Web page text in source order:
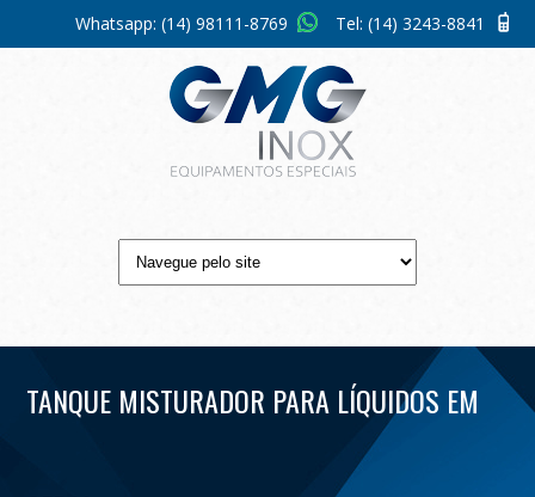
Tel: (14) 3243-8841
Whatsapp: (14) 98111-8769
TANQUE MISTURADOR PARA LÍQUIDOS EM